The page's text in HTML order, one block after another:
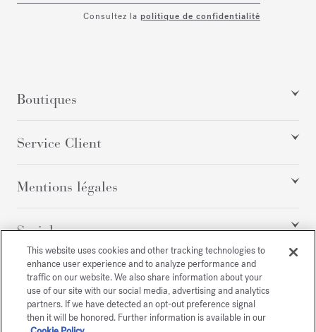
Consultez la politique de confidentialité
Boutiques
Service Client
Mentions légales
Social
Tous droits réservés
This website uses cookies and other tracking technologies to
enhance user experience and to analyze performance and
traffic on our website. We also share information about your
use of our site with our social media, advertising and analytics
partners. If we have detected an opt-out preference signal
then it will be honored. Further information is available in our